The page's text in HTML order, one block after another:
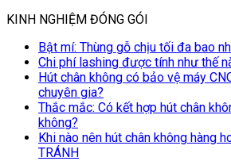
KINH NGHIỆM ĐÓNG GÓI
Bật mí: Thùng gỗ chịu tối đa bao
Chi phí lashing được tính như thế
Hút chân không có bảo vệ máy
chuyên gia?
Thắc mắc: Có kết hợp hút chân
không?
Khi nào nên hút chân không hàng
TRÁNH